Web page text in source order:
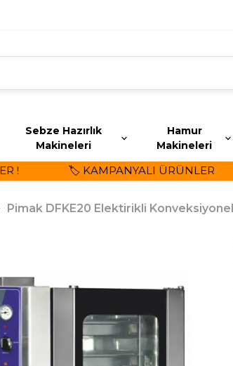
Sebze Hazırlık
Makineleri
Hamur
Makineleri
🏷️ KAMPANYALI ÜRÜNLER
Pimak DFKE20 Elektirikli Konveksiyonel